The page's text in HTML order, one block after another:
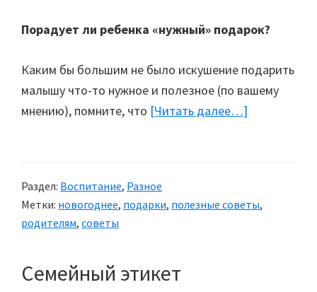
Порадует ли ребенка «нужный» подарок?
Каким бы большим не было искушение подарить
малышу что-то нужное и полезное (по вашему
мнению), помните, что [Читать далее…]
Раздел: Воспитание, Разное
Метки: новогоднее, подарки, полезные советы,
родителям, советы
Семейный этикет